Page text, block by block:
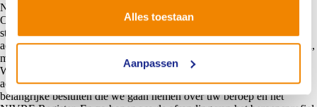
Alles toestaan
Aanpassen
NIVRE-expert zijn werk doet.
Om daartoe te komen consulteert het branchebestuur alle belangrijke
stakeholders in de keten, waaronder natuurlijk ook onze eigen
achterban. Wat vindt onze eigen achterban dat een NIVRE-expert kan,
moet en doet?
We zullen een gewogen groep ingeschrevenen met diverse
achtergronden direct benaderen. Zo hopen we input te krijgen over
belangrijke besluiten die we gaan nemen over uw beroep en het